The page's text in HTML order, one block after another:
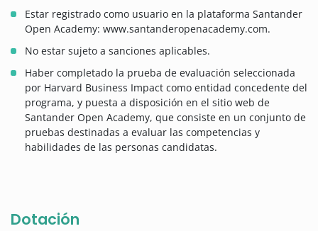
Estar registrado como usuario en la plataforma Santander
Open Academy: www.santanderopenacademy.com.
No estar sujeto a sanciones aplicables.
Haber completado la prueba de evaluación seleccionada
por Harvard Business Impact como entidad concedente del
programa, y puesta a disposición en el sitio web de
Santander Open Academy, que consiste en un conjunto de
pruebas destinadas a evaluar las competencias y
habilidades de las personas candidatas.
Dotación